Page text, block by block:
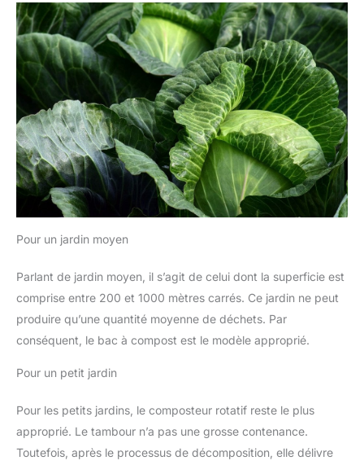
Pour un jardin moyen
Parlant de jardin moyen, il s’agit de celui dont la superficie est
comprise entre 200 et 1000 mètres carrés. Ce jardin ne peut
produire qu’une quantité moyenne de déchets. Par
conséquent, le bac à compost est le modèle approprié.
Pour un petit jardin
Pour les petits jardins, le composteur rotatif reste le plus
approprié. Le tambour n’a pas une grosse contenance.
Toutefois, après le processus de décomposition, elle délivre